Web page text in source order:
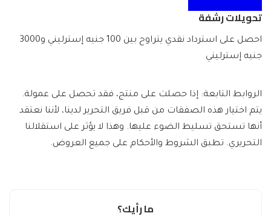
تحويلات رشفة
احصل على استرداد نقدي يتراوح بين 100 جنيه إسترليني و3000
جنيه إسترليني
الروابط التابعة: إذا حصلت على منتج، فقد تحصل على عمولة.
يتم اختيار هذه الصفقات من قبل فريق التحرير لدينا، لأننا نعتقد
أنها تستحق تسليط الضوء عليها. وهذا لا يؤثر على استقلالنا
التحريري. تطبق الشروط والأحكام على جميع العروض.
ما رأيك؟